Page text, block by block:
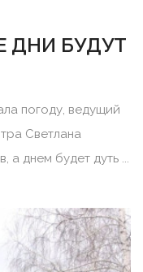
ДНИ БУДУТ
погоду, ведущий
Светлана
а днем будет дуть ...